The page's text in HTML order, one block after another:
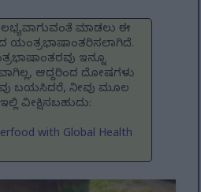
ಲಭ್ಯವಾಗುವಂತೆ ಮಾಡಲು ಈ
ಯಂತ್ರಭಾಷಾಂತರಿಸಲಾಗಿದೆ.
ಇನ್ನೂ
ಆದ್ದರಿಂದ ದೋಷಗಳು
ಬಯಸಿದರೆ, ನೀವು ಮೂಲ
ವೀಕ್ಷಿಸಬಹುದು:
with Global Health